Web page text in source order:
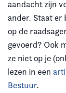
aandacht zijn
ander. Staat er
op de
gevoerd? Ook
ze niet op je
lezen in een
Bestuur.